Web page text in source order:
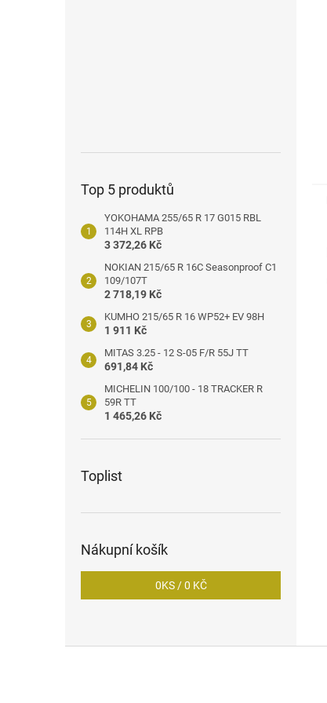
Top 5 produktů
YOKOHAMA 255/65 R 17 G015 RBL
114H XL RPB
3 372,26 Kč
NOKIAN 215/65 R 16C Seasonproof C1
109/107T
2 718,19 Kč
KUMHO 215/65 R 16 WP52+ EV 98H
1 911 Kč
MITAS 3.25 - 12 S-05 F/R 55J TT
691,84 Kč
MICHELIN 100/100 - 18 TRACKER R
59R TT
1 465,26 Kč
Toplist
Nákupní košík
0KS /0 KČ